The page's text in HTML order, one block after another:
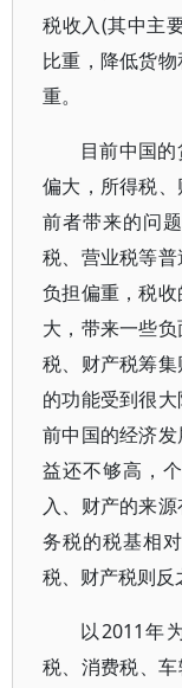
税收入(其中主
比重，降低货
重。
目前中国
偏大，所得税、
前者带来的问
税、营业税等
负担偏重，税
大，带来一些
税、财产税筹
的功能受到很
前中国的经济
益还不够高，
入、财产的来
务税的税基相
税、财产税则反
以2011年
税、消费税、